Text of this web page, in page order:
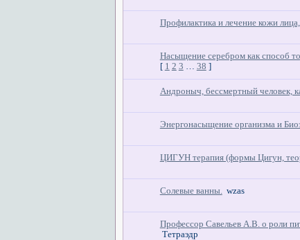
Профилактика и лечение кожи
Насыщение серебром как способ
[ 1 2 3 … 38 ]
Андроныч, бессмертный человек,
Энергонасыщение организма и
ЦИГУН терапия (формы Цигун,
Солевые ванны. wzas
Профессор Савельев А.В. о роли
Тетраэдр